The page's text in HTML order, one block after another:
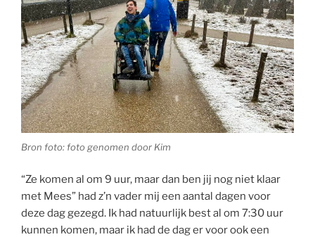
Bron foto: foto genomen door Kim
“Ze komen al om 9 uur, maar dan ben jij nog niet klaar
met Mees” had z’n vader mij een aantal dagen voor
deze dag gezegd. Ik had natuurlijk best al om 7:30 uur
kunnen komen, maar ik had de dag er voor ook een